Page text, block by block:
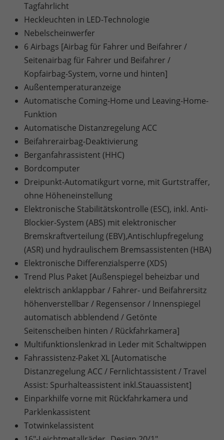
Tagfahrlicht
Heckleuchten in LED-Technologie
Nebelscheinwerfer
6 Airbags [Airbag für Fahrer und Beifahrer /
Seitenairbag für Fahrer und Beifahrer /
Kopfairbag-System, vorne und hinten]
Außentemperaturanzeige
Automatische Coming-Home und Leaving-Home-
Funktion
Automatische Distanzregelung ACC
Beifahrerairbag-Deaktivierung
Berganfahrassistent (HHC)
Bordcomputer
Dreipunkt-Automatikgurt vorne, mit Gurtstraffer,
ohne Höheneinstellung
Elektronische Stabilitätskontrolle (ESC), inkl. Anti-
Blockier-System (ABS) mit elektronischer
Bremskraftverteilung (EBV),Antischlupfregelung
(ASR) und hydraulischem Bremsassistenten (HBA)
Elektronische Differenzialsperre (XDS)
Trend Plus Paket [Außenspiegel beheizbar und
elektrisch anklappbar / Fahrer- und Beifahrersitz
höhenverstellbar / Regensensor / Innenspiegel
automatisch abblendend / Getönte
Seitenscheiben hinten / Rückfahrkamera]
Multifunktionslenkrad in Leder mit Schaltwippen
Fahrassistenz-Paket XL [Automatische
Distanzregelung ACC / Fernlichtassistent / Travel
Assist: Spurhalteassistent inkl.Stauassistent]
Einparkhilfe vorne mit Rückfahrkamera und
Parklenkassistent
Totwinkelassistent